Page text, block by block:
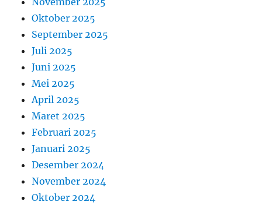
Oktober 2025
September 2025
Juli 2025
Juni 2025
Mei 2025
April 2025
Maret 2025
Februari 2025
Januari 2025
Desember 2024
November 2024
Oktober 2024